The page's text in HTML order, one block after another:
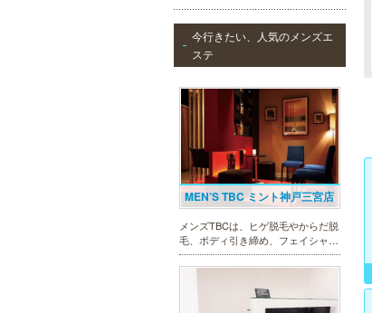
今行きたい、人気のメンズエ
ステ
MEN’S TBC ミント神戸三宮店
メンズTBCは、ヒゲ脱毛やからだ脱
毛、ボディ引き締め、フェイシャル
等、清潔感を保ちたい方や、お手入
れを楽に済ませたい方を全力でサポ
用意し、お待ちしております。